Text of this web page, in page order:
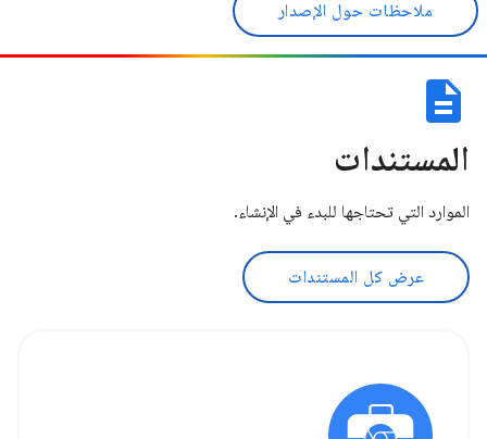
ملاحظات حول الإصدار
description
المستندات
الموارد التي تحتاجها للبدء في الإنشاء.
عرض كل المستندات